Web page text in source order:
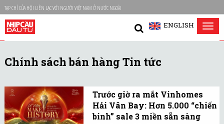
TẠP CHÍ CỦA HỘI LIÊN LẠC VỚI NGƯỜI VIỆT NAM Ở NƯỚC NGOÀI
ENGLISH
Chính sách bán hàng Tin tức
Trước giờ ra mắt Vinhomes
Hải Vân Bay: Hơn 5.000 “chiến
binh” sale 3 miền sẵn sàng